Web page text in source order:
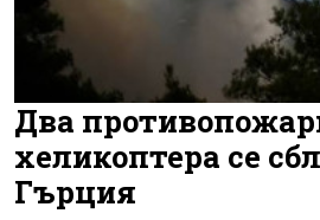
Два
хеликоптера се
Гърция